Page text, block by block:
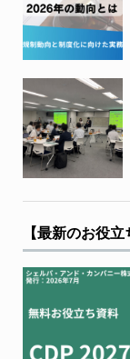
【最新のお役立